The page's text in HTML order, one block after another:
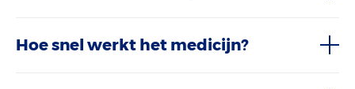
Hoe snel werkt het medicijn?